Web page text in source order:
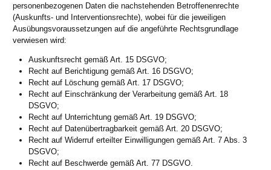
personenbezogenen Daten die nachstehenden Betroffenenrechte
(Auskunfts- und Interventionsrechte), wobei für die jeweiligen
Ausübungsvoraussetzungen auf die angeführte Rechtsgrundlage
verwiesen wird:
Auskunftsrecht gemäß Art. 15 DSGVO;
Recht auf Berichtigung gemäß Art. 16 DSGVO;
Recht auf Löschung gemäß Art. 17 DSGVO;
Recht auf Einschränkung der Verarbeitung gemäß Art. 18
DSGVO;
Recht auf Unterrichtung gemäß Art. 19 DSGVO;
Recht auf Datenübertragbarkeit gemäß Art. 20 DSGVO;
Recht auf Widerruf erteilter Einwilligungen gemäß Art. 7 Abs. 3
DSGVO;
Recht auf Beschwerde gemäß Art. 77 DSGVO.